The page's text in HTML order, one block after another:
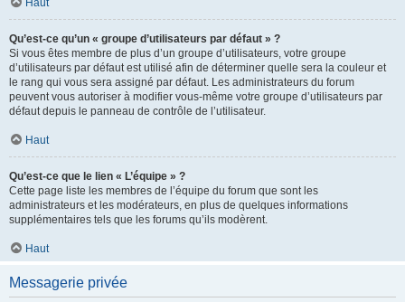
Haut
Qu’est-ce qu’un « groupe d’utilisateurs par défaut » ?
Si vous êtes membre de plus d’un groupe d’utilisateurs, votre groupe
d’utilisateurs par défaut est utilisé afin de déterminer quelle sera la couleur et
le rang qui vous sera assigné par défaut. Les administrateurs du forum
peuvent vous autoriser à modifier vous-même votre groupe d’utilisateurs par
défaut depuis le panneau de contrôle de l’utilisateur.
Haut
Qu’est-ce que le lien « L’équipe » ?
Cette page liste les membres de l’équipe du forum que sont les
administrateurs et les modérateurs, en plus de quelques informations
supplémentaires tels que les forums qu’ils modèrent.
Haut
Messagerie privée